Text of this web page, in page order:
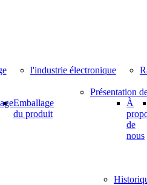
l'industrie électronique
Emballage
du produit
Présentation
À
de
nous